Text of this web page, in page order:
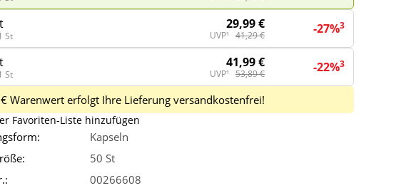
St
29,99 €
UVP¹ 41,29 € -27%3
St
41,99 €
UVP¹ 53,89 € -22%3
Warenwert erfolgt Ihre Lieferung versandkostenfrei!
Favoriten-Liste hinzufügen
Kapseln
50 St
00266608